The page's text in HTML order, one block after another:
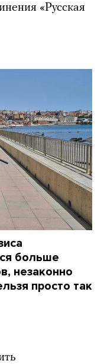
«Русская
больше
незаконно
просто так